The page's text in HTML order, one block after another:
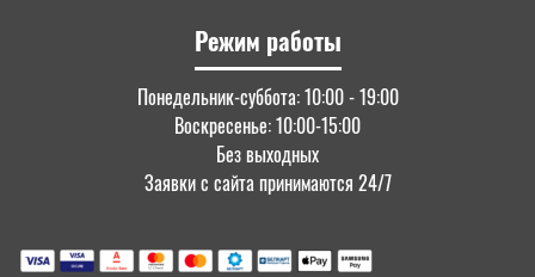
Режим работы
Понедельник-суббота: 10:00 - 19:00
Воскресенье: 10:00-15:00
Без выходных
Заявки с сайта принимаются 24/7